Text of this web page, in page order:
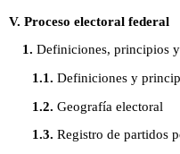
V. Proceso electoral federal
1. Definiciones, principios
1.1. Definiciones y
1.2. Geografía electoral
1.3. Registro de partidos